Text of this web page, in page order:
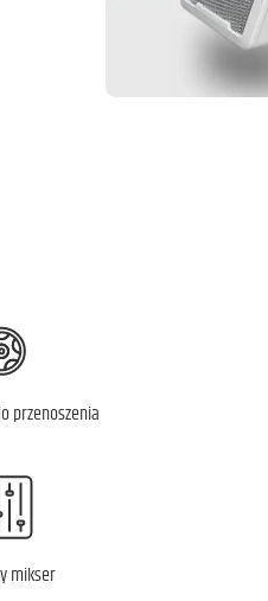
przenoszenia
mikser